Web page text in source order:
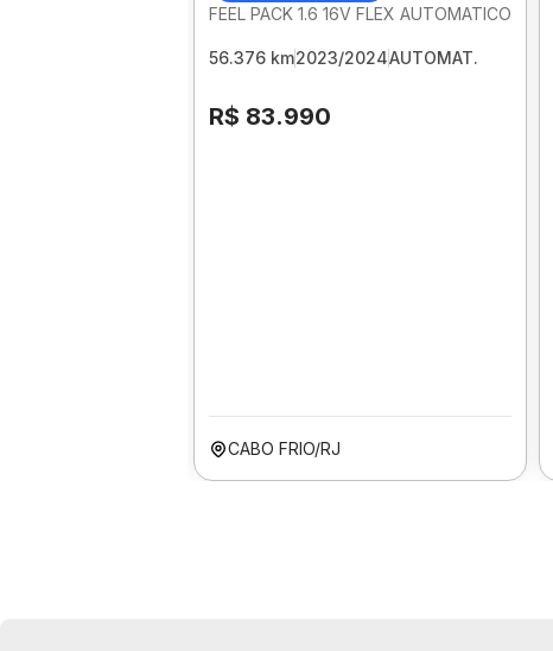
FEEL PACK 1.6 16V FLEX AUTOMATICO
56.376 km2023/2024AUTOMAT.
R$ 83.990
CABO FRIO/RJ